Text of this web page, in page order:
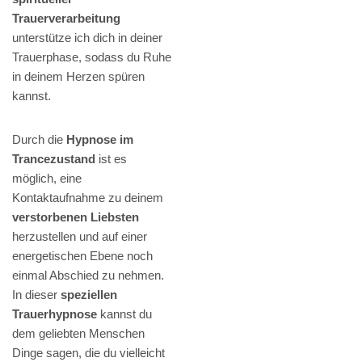
Trauerverarbeitung
unterstütze ich dich in deiner
Trauerphase, sodass du Ruhe
in deinem Herzen spüren
kannst.
Durch die Hypnose im
Trancezustand ist es
möglich, eine
Kontaktaufnahme zu deinem
verstorbenen Liebsten
herzustellen und auf einer
energetischen Ebene noch
einmal Abschied zu nehmen.
In dieser speziellen
Trauerhypnose kannst du
dem geliebten Menschen
Dinge sagen, die du vielleicht